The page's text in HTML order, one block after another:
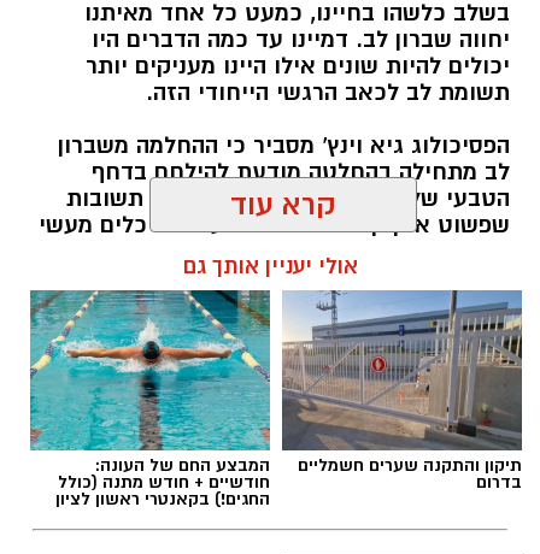
אותנו
בשלב כלשהו בחיינו, כמעט כל אחד מאיתנו
יחווה שברון לב. דמיינו עד כמה הדברים היו
יכולים להיות שונים אילו היינו מעניקים יותר
תשומת לב לכאב הרגשי הייחודי הזה.
הפסיכולוג גיא וינץ' מסביר כי ההחלמה משברון
לב מתחילה בהחלטה מודעת להילחם בדחף
הטבעי שלנו לייפות את העבר ולחפש תשובות
שפשוט אינן קיימות. הוא מציע ארגז כלים מעשי
שיעזור לנו, בהדרגה, להשתחרר מהכאב ולהמשיך
הלב שלנו אולי נשבר לפעמים, אבל אנחנו לא
חייבים להישבר יחד איתו.
מערכת האתר / 09:04 23.07.26
קרא עוד
אולי יעניין אותך גם
תיקון והתקנה שערים חשמליים
בדרום
המבצע החם של העונה:
חודשיים + חודש מתנה (כולל
החגים!) בקאנטרי ראשון לציון